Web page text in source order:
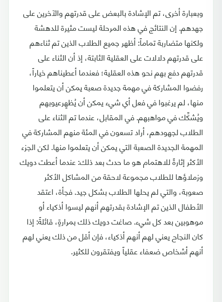
وبعبارة أخرى، تم الإشادة بالبعض على قدرتهم والآخرين على
جهدهم. إن النتائج في هذه المرحلة ليست مثيرة للدهشة
ولكنها متضاربة تماماً: أظهر جميع الطلاب الذين تم ثناءهم
على قدرتهم دلالات على العقلية الثابتة، إذ أن الثناء على
قدرتهم دفع بهم نحو هذه العقلية؛ فعندما أعطيناهم خياراً،
رفضوا المشاركة في مهمة جديدة صعبة يمكن أن يتعلموا
منها، لم يرغبوا في فعل أي شيء يمكن أن يُظهِرعيوبهم
ويُشكِّك في مواهبهم. في المقابل، عندما تم الثناء على
الطلاب لجهودهم، أراد تسعون في المئة منهم المشاركة في
المهمة الجديدة الصعبة التي يمكن أن يتعلموا منها. لكن الجزء
الأكثر إثارةً للاهتمام هو ما حدث بعد ذلك: عندما أعطت دويك
وزملاؤها للطلاب مجموعة لاحقة من المشاكل الأكثر
صعوبة، والتي لم يحلها الطلاب بشكل جيد. فجأة، اعتقد
الأطفال الذين تم الإشادة بقدرتهم أنهم ليسوا أذكياء أو
موهوبين بعد كل شيء. صاغت دويك ذلك بمرارةٍ، قائلةً: إذا
كان النجاح يعني لهم أنهم أذكياء، فإن أقل من ذلك يعني لهم
أنهم أشخاص ضعفاء عقلياً ويفتقرون للكثير.